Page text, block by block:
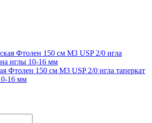
Фтолен 150 см М3 USP 2/0 игла таперкат
16 мм